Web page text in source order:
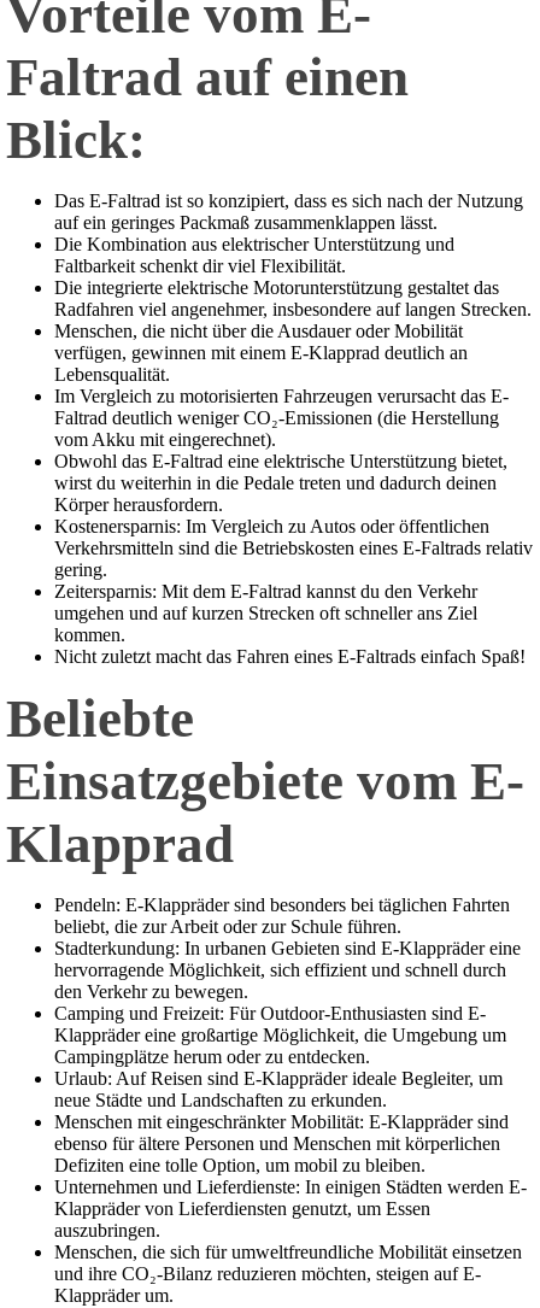
Vorteile vom E-
Faltrad auf einen
Blick:
Das E-Faltrad ist so konzipiert, dass es sich nach der Nutzung
auf ein geringes Packmaß zusammenklappen lässt.
Die Kombination aus elektrischer Unterstützung und
Faltbarkeit schenkt dir viel Flexibilität.
Die integrierte elektrische Motorunterstützung gestaltet das
Radfahren viel angenehmer, insbesondere auf langen Strecken.
Menschen, die nicht über die Ausdauer oder Mobilität
verfügen, gewinnen mit einem E-Klapprad deutlich an
Lebensqualität.
Im Vergleich zu motorisierten Fahrzeugen verursacht das E-
Faltrad deutlich weniger CO₂-Emissionen (die Herstellung
vom Akku mit eingerechnet).
Obwohl das E-Faltrad eine elektrische Unterstützung bietet,
wirst du weiterhin in die Pedale treten und dadurch deinen
Körper herausfordern.
Kostenersparnis: Im Vergleich zu Autos oder öffentlichen
Verkehrsmitteln sind die Betriebskosten eines E-Faltrads relativ
gering.
Zeitersparnis: Mit dem E-Faltrad kannst du den Verkehr
umgehen und auf kurzen Strecken oft schneller ans Ziel
kommen.
Nicht zuletzt macht das Fahren eines E-Faltrads einfach Spaß!
Beliebte
Einsatzgebiete vom E-
Klapprad
Pendeln: E-Klappräder sind besonders bei täglichen Fahrten
beliebt, die zur Arbeit oder zur Schule führen.
Stadterkundung: In urbanen Gebieten sind E-Klappräder eine
hervorragende Möglichkeit, sich effizient und schnell durch
den Verkehr zu bewegen.
Camping und Freizeit: Für Outdoor-Enthusiasten sind E-
Klappräder eine großartige Möglichkeit, die Umgebung um
Campingplätze herum oder zu entdecken.
Urlaub: Auf Reisen sind E-Klappräder ideale Begleiter, um
neue Städte und Landschaften zu erkunden.
Menschen mit eingeschränkter Mobilität: E-Klappräder sind
ebenso für ältere Personen und Menschen mit körperlichen
Defiziten eine tolle Option, um mobil zu bleiben.
Unternehmen und Lieferdienste: In einigen Städten werden E-
Klappräder von Lieferdiensten genutzt, um Essen
auszubringen.
Menschen, die sich für umweltfreundliche Mobilität einsetzen
und ihre CO₂-Bilanz reduzieren möchten, steigen auf E-
Klappräder um.